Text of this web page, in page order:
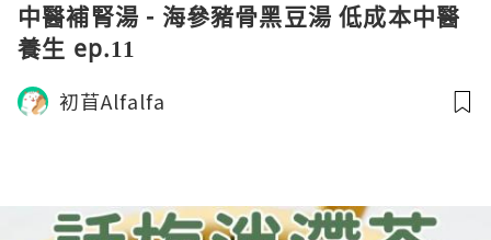
中醫補腎湯 - 海參豬骨黑豆湯 低成本中醫
養生 ep.11
初苜Alfalfa